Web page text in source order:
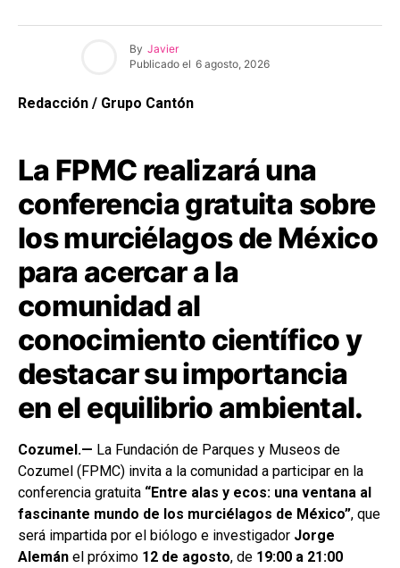
By Javier
Publicado el 6 agosto, 2026
Redacción / Grupo Cantón
La FPMC realizará una
conferencia gratuita sobre
los murciélagos de México
para acercar a la
comunidad al
conocimiento científico y
destacar su importancia
en el equilibrio ambiental.
Cozumel.— La Fundación de Parques y Museos de
Cozumel (FPMC) invita a la comunidad a participar en la
conferencia gratuita “Entre alas y ecos: una ventana al
fascinante mundo de los murciélagos de México”, que
será impartida por el biólogo e investigador Jorge
Alemán el próximo 12 de agosto, de 19:00 a 21:00